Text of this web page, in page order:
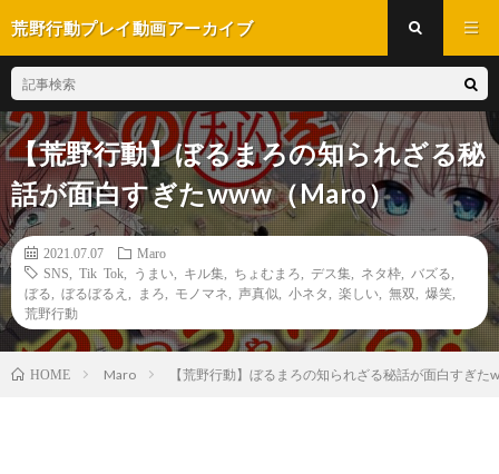
荒野行動プレイ動画アーカイブ
【荒野行動】ぼるまろの知られざる秘
話が面白すぎたwww（Maro）
2021.07.07
Maro
SNS
Tik Tok うまい キル集 ちょむまろ デス集 ネタ枠 バズる
ぼる
ぼるぼるえ まろ モノマネ 声真似 小ネタ 楽しい 無双 爆笑
荒野行動
HOME Maro 【荒野行動】ぼるまろの知られざる秘話が面白すぎた